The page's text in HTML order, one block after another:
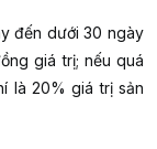
đến dưới 30 ngày
giá trị; nếu quá
là 20% giá trị sản